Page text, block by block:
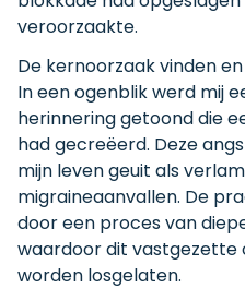
veroorzaakte.
De kernoorzaak vinden
In een ogenblik werd mij
herinnering getoond die
had gecreëerd. Deze
mijn leven geuit als
migraineaanvallen. De
door een proces van
waardoor dit vastgezette
worden losgelaten.